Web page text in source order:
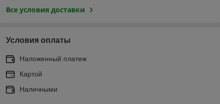
Все условия доставки
Условия оплаты
Наложенный платеж
Картой
Наличными